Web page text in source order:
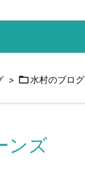
> 水村のブログ
ンズ